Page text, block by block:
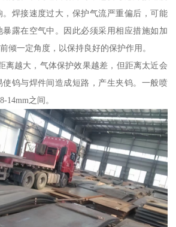
焊接速度过大，保护气流严重偏后，可能
露在空气中。因此必须采用相应措施如加
倾一定角度，以保持良好的保护作用。
离越大，气体保护效果越差，但距离太近会
钨与焊件间造成短路，产生夹钨。一般喷
14mm之间。